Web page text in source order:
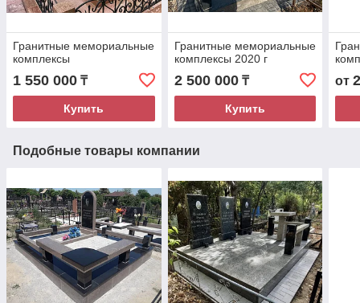
Гранитные мемориальные
комплексы
1 550 000 ₸
Купить
Гранитные мемориальные
комплексы 2020 г
2 500 000₸
Купить
от
Подобные товары компании